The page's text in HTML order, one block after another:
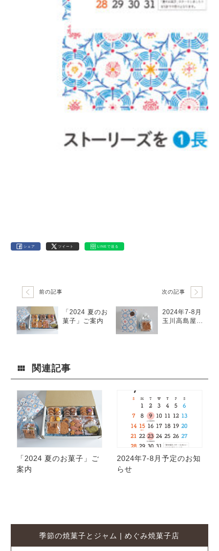
シェア ツイート LINEで送る
前の記事
「2024 夏のお
菓子」ご案内
次の記事
2024年7-8月
玉川高島屋納
関連記事
「2024 夏のお菓子」ご
案内
2024年7-8月予定のお知
らせ
季節の焼菓子とジャム | めぐみ焼菓子店